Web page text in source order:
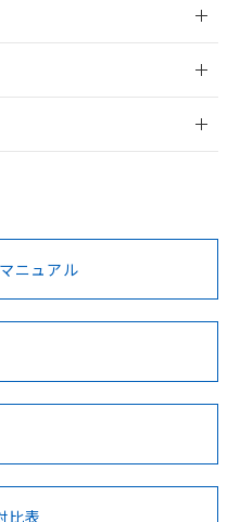
員登録
だく前に、以下を必ずお読
Cd Cr(VI)
BV型式承認
（フランス
KR型式
（韓国
No No
規格認証/適合状況ページへ
ページからご検索ください
ニュアル
比表